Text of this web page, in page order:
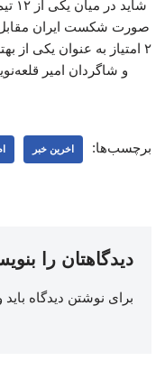
صورت شکست ایران مقابل
۲ امتیاز به عنوان یکی
و شاگردان امیر
برچسب‌ها: اخرین خبر
دیدگاهتان را
برای نوشتن دیدگاه باید